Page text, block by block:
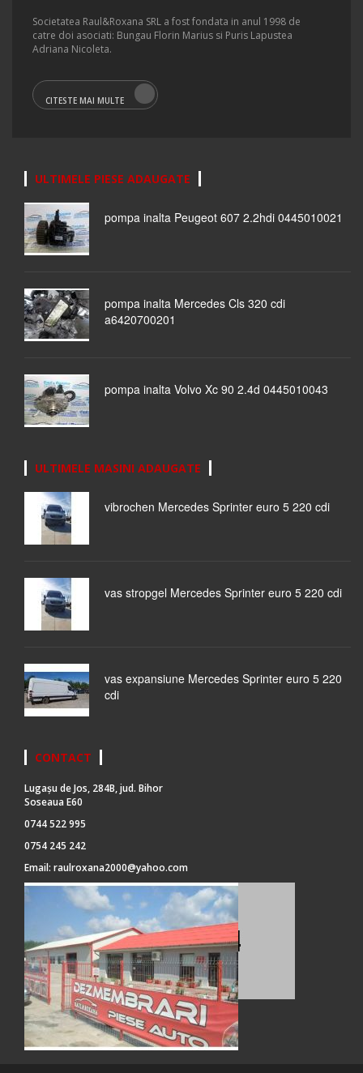
Societatea Raul&Roxana SRL a fost fondata in anul 1998 de
catre doi asociati: Bungau Florin Marius si Puris Lapustea
Adriana Nicoleta.
CITESTE MAI MULTE
ULTIMELE PIESE ADAUGATE
pompa inalta Peugeot 607 2.2hdi 0445010021
pompa inalta Mercedes Cls 320 cdi
a6420700201
pompa inalta Volvo Xc 90 2.4d 0445010043
ULTIMELE MASINI ADAUGATE
vibrochen Mercedes Sprinter euro 5 220 cdi
vas stropgel Mercedes Sprinter euro 5 220 cdi
vas expansiune Mercedes Sprinter euro 5 220
cdi
CONTACT
Lugașu de Jos, 284B, jud. Bihor
Soseaua E60
0744 522 995
0754 245 242
Email: raulroxana2000@yahoo.com